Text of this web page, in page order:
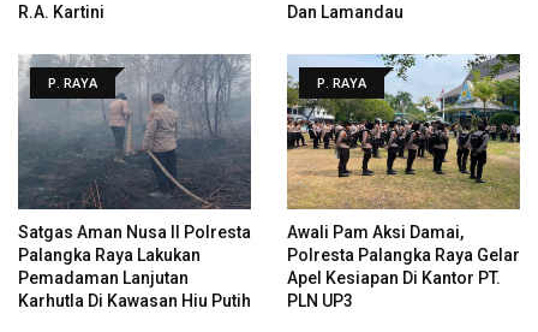
R.A. Kartini
Dan Lamandau
P. RAYA
Satgas Aman Nusa II Polresta
Palangka Raya Lakukan
Pemadaman Lanjutan
Karhutla Di Kawasan Hiu Putih
P. RAYA
Awali Pam Aksi Damai,
Polresta Palangka Raya Gelar
Apel Kesiapan Di Kantor PT.
PLN UP3